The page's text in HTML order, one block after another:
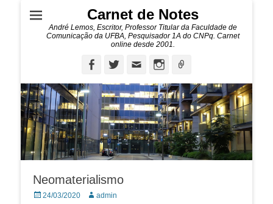
Carnet de Notes
André Lemos, Escritor, Professor Titular da Faculdade de
Comunicação da UFBA, Pesquisador 1A do CNPq. Carnet
online desde 2001.
FacebookTwitterEmail Instagram
Neomaterialismo
Posted
24/03/2020 Autor:admin